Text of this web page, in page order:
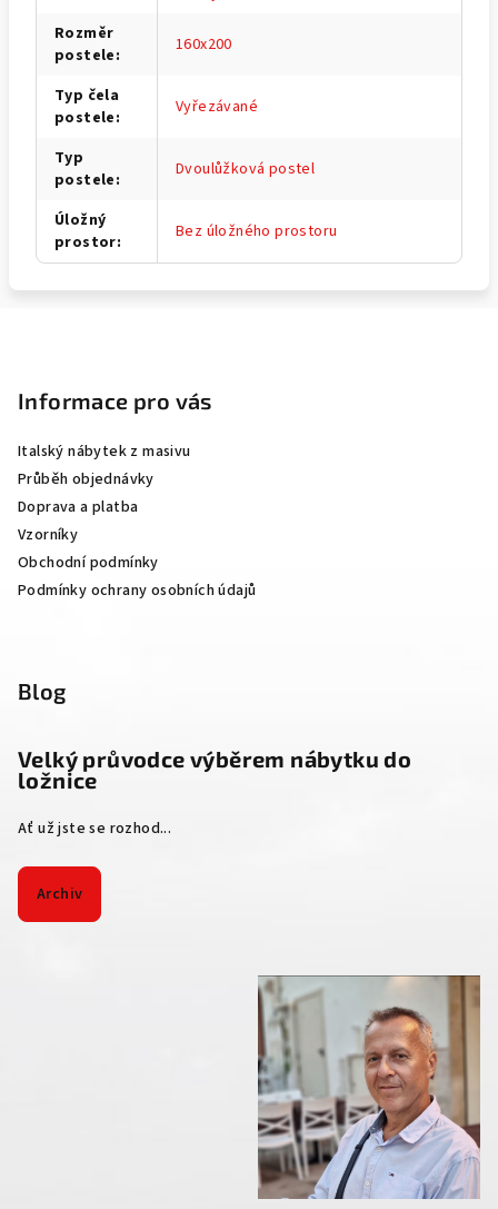
Rozměr
postele: 160x200
Typ čela
postele: Vyřezávané
Typ
postele: Dvoulůžková postel
Úložný
prostor: Bez úložného prostoru
Informace pro vás
Italský nábytek z masivu
Průběh objednávky
Doprava a platba
Vzorníky
Obchodní podmínky
Podmínky ochrany osobních údajů
Blog
Velký průvodce výběrem nábytku do
ložnice
Ať už jste se rozhod...
Archiv